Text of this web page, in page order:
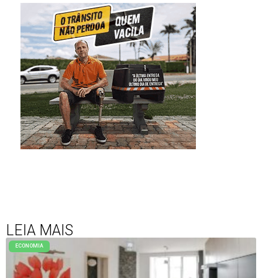
LEIA MAIS
ECONOMIA